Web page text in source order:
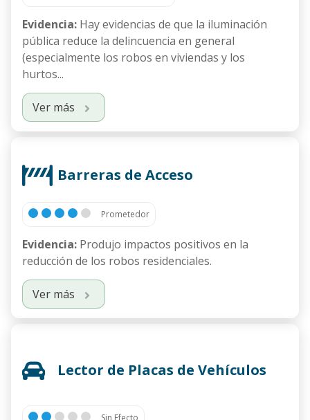
Evidencia: Hay evidencias de que la iluminación
pública reduce la delincuencia en general
(especialmente los robos en viviendas y los
hurtos...
Ver más
Barreras de Acceso
Prometedor
Evidencia: Produjo impactos positivos en la
reducción de los robos residenciales.
Ver más
Lector de Placas de Vehículos
Sin Efecto